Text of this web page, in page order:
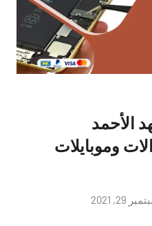
الأحمد
جوالات وموبايلات
29, 2021